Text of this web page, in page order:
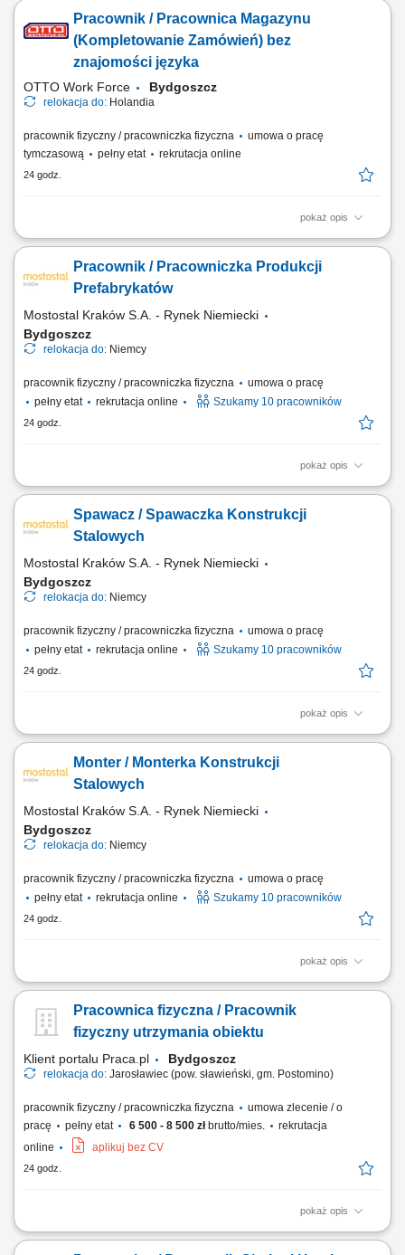
ręcznego lub systemu voice picking Sprawdzać, czy wybierasz właściwy
produkt, w odpowiedniej ilości i jakości Pakować zamówienia tak, aby
były gotowe do...
Pracownik / Pracownica Magazynu
(Kompletowanie Zamówień) bez
znajomości języka
OTTO Work Force Bydgoszcz
relokacja do: Holandia
pracownik fizyczny / pracowniczka fizyczna
umowa o pracę
tymczasową
pełny etat rekrutacja online
24 godz.
pokaż opis
Zadania Przygotowywanie zamówień dla klientów e-supermarketu z
Selekcja produktów pod kątem ich właściwego stanu, świeżości oraz
poprawnej liczby sztuk. Zabezpieczanie towarów i układanie ich w
Pracownik / Pracowniczka Produkcji
Prefabrykatów
Mostostal Kraków S.A. - Rynek Niemiecki
Bydgoszcz
relokacja do: Niemcy
pracownik fizyczny / pracowniczka fizyczna
umowa o pracę
pełny etat
rekrutacja online Szukamy 10 pracowników
24 godz.
pokaż opis
Opis stanowiska: Przygotowywanie szalunków do kolejnego procesu
w formach. Wsparcie procesu betonowania, w tym zagęszczanie
mieszanki betonowej. Wyrównywanie powierzchni betonu oraz kontrola
Spawacz / Spawaczka Konstrukcji
Stalowych
Mostostal Kraków S.A. - Rynek Niemiecki
Bydgoszcz
relokacja do: Niemcy
pracownik fizyczny / pracowniczka fizyczna
umowa o pracę
pełny etat
rekrutacja online Szukamy 10 pracowników
24 godz.
pokaż opis
Opis stanowiska: Spawanie elementów i konstrukcji stalowych metodą
dokumentacją techniczną. Kontrola jakości wykonanych spoin oraz
przygotowanie elementów do dalszej produkcji. Praca na hali
Monter / Monterka Konstrukcji
Stalowych
Mostostal Kraków S.A. - Rynek Niemiecki
Bydgoszcz
relokacja do: Niemcy
pracownik fizyczny / pracowniczka fizyczna
umowa o pracę
pełny etat
rekrutacja online Szukamy 10 pracowników
24 godz.
pokaż opis
Opis stanowiska: Montaż konstrukcji stalowych na podstawie rysunku
podesty. Sczepianie elementów metodą MAG przed procesem
spawania. Wykorzystywanie palnika gazowego do przygotowania
Pracownica fizyczna / Pracownik
fizyczny utrzymania obiektu
Klient portalu Praca.pl Bydgoszcz
relokacja do: Jarosławiec (pow. sławieński, gm. Postomino)
pracownik fizyczny / pracowniczka fizyczna
umowa zlecenie / o
pracę
pełny etat 6 500 - 8 500 złbrutto/mies.
rekrutacja
online
aplikuj bez CV
24 godz.
pokaż opis
Utrzymywanie porządku i czystości na terenie obiektu. Pielęgnacja